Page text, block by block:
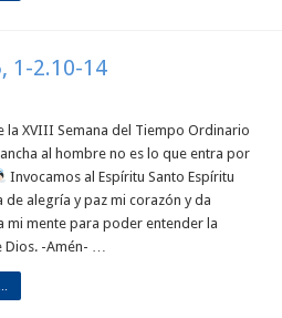
1-2.10-14
la XVIII Semana del Tiempo Ordinario
al hombre no es lo que entra por
Invocamos al Espíritu Santo Espíritu
de alegría y paz mi corazón y da
mi mente para poder entender la
Dios. -Amén- …